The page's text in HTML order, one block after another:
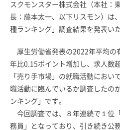
スクモンスター株式会社（本社：
長：藤本太一、以下リスモン）は
種ランキング」調査結果を発表い
厚生労働省発表の2022年平均の
年比0.15ポイント増加し、求人数
「売り手市場」の就職活動におい
職活動に臨んでいるか調査したの
ンキング」です。
今回調査では、８年連続で１位
務員」となっており、引き続き公